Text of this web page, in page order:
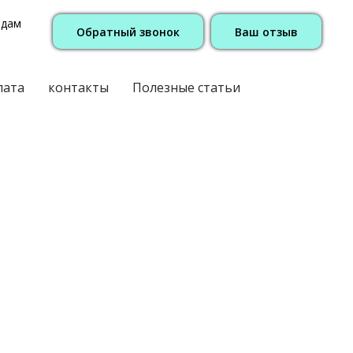
Обратный звонок Ваш отзыв
контакты Полезные статьи